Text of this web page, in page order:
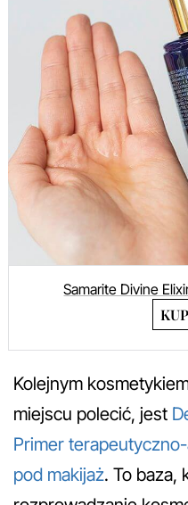
Samarite Divine
Kolejnym
miejscu polecić, jest
Primer
pod makijaż. To baza,